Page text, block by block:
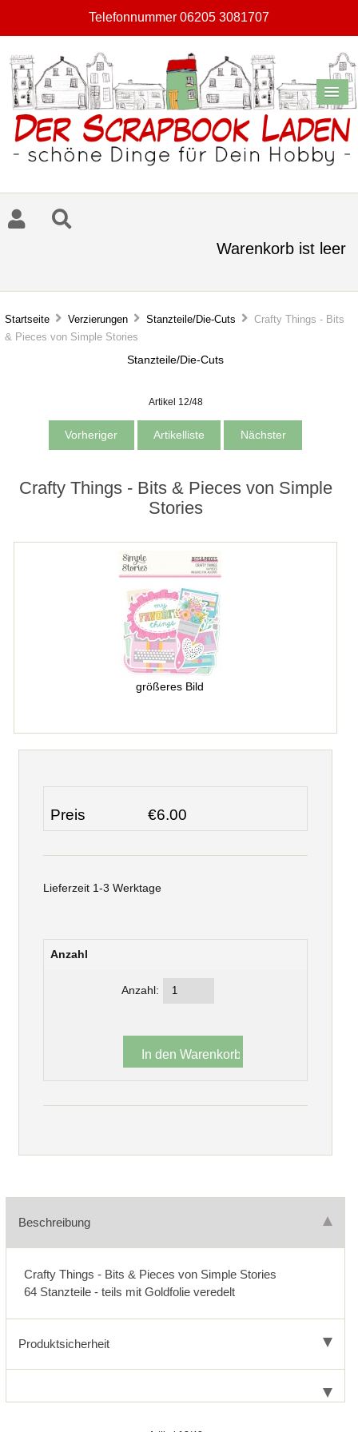
Telefonnummer 06205 3081707
Warenkorb ist leer
Startseite Verzierungen Stanzteile/Die-Cuts
Crafty Things - Bits
& Pieces von Simple Stories
Stanzteile/Die-Cuts
Artikel 12/48
Vorheriger Artikelliste Nächster
Crafty Things - Bits & Pieces von Simple
Stories
größeres Bild
Preis €6.00
Lieferzeit 1-3 Werktage
Anzahl
Anzahl:
Beschreibung
Crafty Things - Bits & Pieces von Simple Stories
64 Stanzteile - teils mit Goldfolie veredelt
Produktsicherheit